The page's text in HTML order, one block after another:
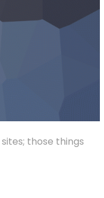
those things